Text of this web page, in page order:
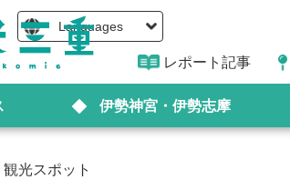
Languages
レポート記事
伊勢神宮・伊勢志摩
観光スポット